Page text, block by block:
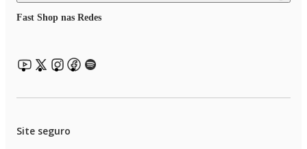
Fast Shop nas Redes
Site seguro